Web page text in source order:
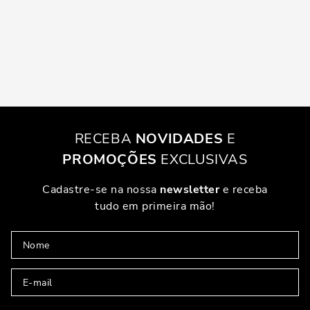
RECEBA NOVIDADES E
PROMOÇÕES EXCLUSIVAS
Cadastre-se na nossa newslettere receba
tudo em primeira mão!